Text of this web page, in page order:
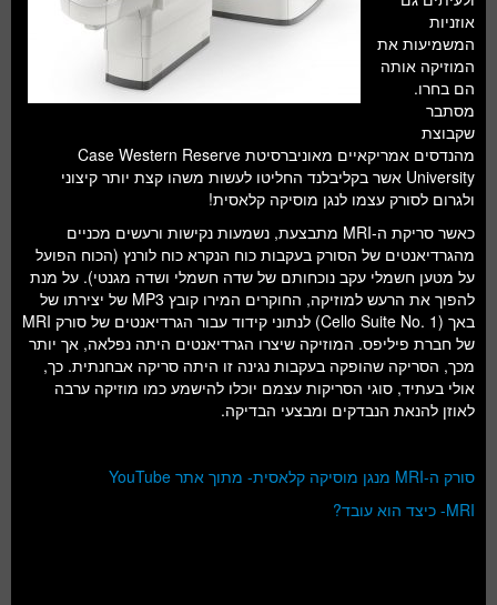
טעימות מדעאוזניות
המשמיעות את
המוזיקה אותה
הם בחרו.
מסתבר
שקבוצת
מהנדסים אמריקאיים מאוניברסיטת Case Western Reserve
University אשר בקליבלנד החליטו לעשות משהו קצת יותר קיצוני
ולגרום לסורק עצמו לנגן מוסיקה קלאסית!
כאשר סריקת ה-MRI מתבצעת, נשמעות נקישות ורעשים מכניים
מהגרדיאנטים של הסורק בעקבות כוח הנקרא כוח לורנץ (הכוח הפועל
על מטען חשמלי עקב נוכחותם של שדה חשמלי ושדה מגנטי). על מנת
להפוך את הרעש למוזיקה, החוקרים המירו קובץ MP3 של יצירתו של
באך (Cello Suite No. 1) לנתוני קידוד עבור הגרדיאנטים של סורק MRI
של חברת פיליפס. המוזיקה שיצרו הגרדיאנטים היתה נפלאה, אך יותר
מכך, הסריקה שהופקה בעקבות נגינה זו היתה סריקה אבחנתית. כך,
אולי בעתיד, סוגי הסריקות עצמם יוכלו להישמע כמו מוזיקה ערבה
לאוזן להנאת הנבדקים ומבצעי הבדיקה.
סורק ה-MRI מנגן מוסיקה קלאסית- מתוך אתר YouTube
MRI- כיצד הוא עובד?